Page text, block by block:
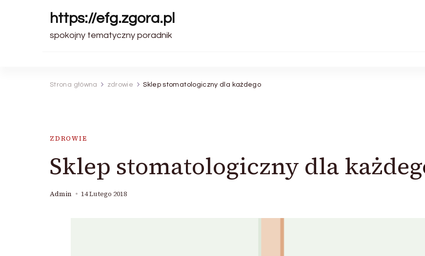
https://efg.zgora.pl
spokojny tematyczny poradnik
Strona główna zdrowie Sklep stomatologiczny dla każdego
ZDROWIE
Sklep stomatologiczny dla
Admin 14 Lutego 2018